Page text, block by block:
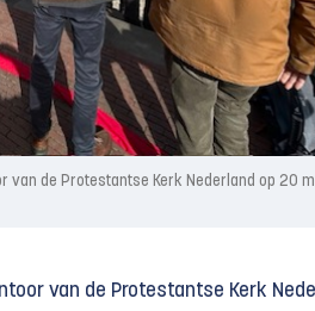
van de Protestantse Kerk Nederland op 20
van de Protestantse Kerk